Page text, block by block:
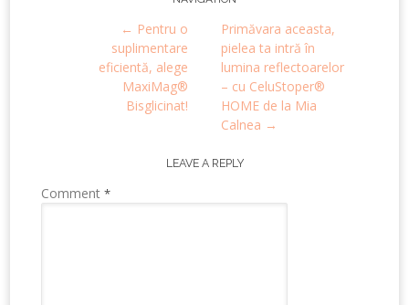
navigation
← Pentru o
suplimentare
eficientă, alege
MaxiMag®
Bisglicinat!
Primăvara aceasta,
pielea ta intră în
lumina reflectoarelor
– cu CeluStoper®
HOME de la Mia
Calnea →
LEAVE A REPLY
Comment*